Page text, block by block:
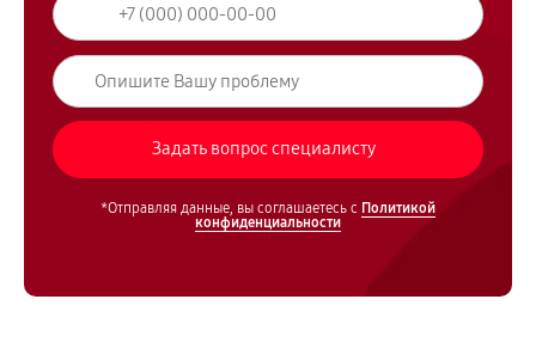
*Отправляя данные, вы соглашаетесь с Политикой
конфиденциальности